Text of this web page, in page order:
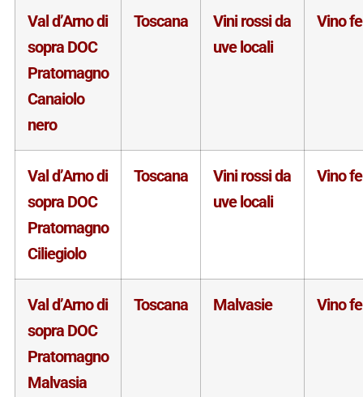
Val d’Arno di
sopra DOC
Pratomagno
Canaiolo
nero
Toscana
Vini rossi da
uve locali
Vino
Val d’Arno di
sopra DOC
Pratomagno
Ciliegiolo
Toscana
Vini rossi da
uve locali
Vino
Val d’Arno di
sopra DOC
Pratomagno
Malvasia
Toscana Malvasie Vino